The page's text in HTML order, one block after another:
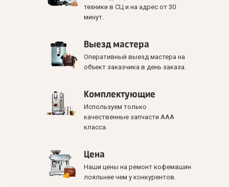
техники в СЦ и на адрес от 30
минут.
Выезд мастера
Оперативный выезд мастера на
объект заказчика в день заказа.
Комплектующие
Используем только
качественные запчасти ААА
класса.
Цена
Наши цены на ремонт кофемашин
лояльнее чем у конкурентов.